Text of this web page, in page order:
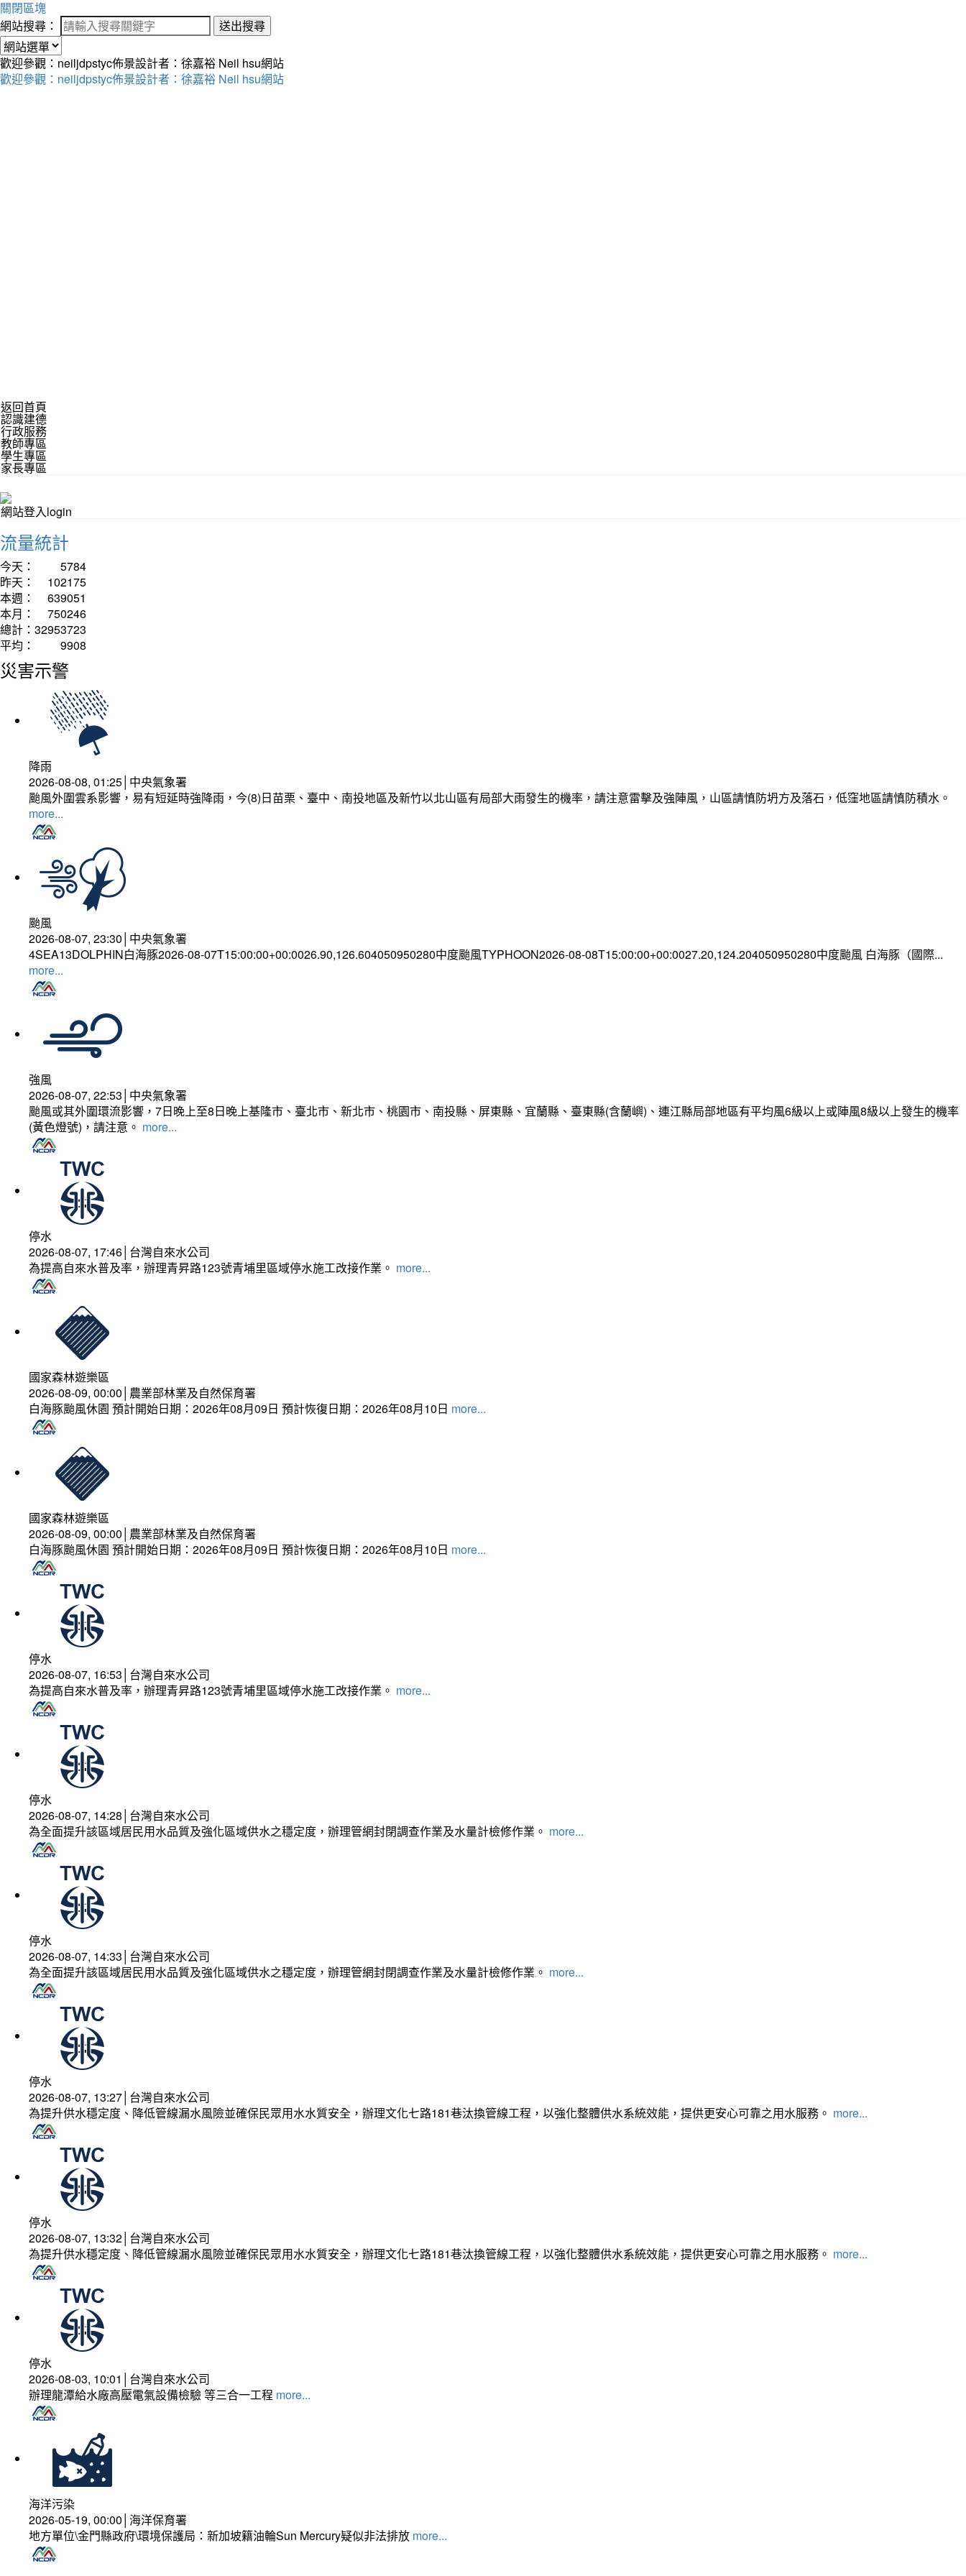
關閉區塊
網站搜尋：
送出搜尋
歡迎參觀：neiljdpstyc佈景設計者：徐嘉裕 Neil hsu網站
歡迎參觀：neiljdpstyc佈景設計者：徐嘉裕 Neil hsu網站
返回首頁
認識建德
行政服務
教師專區
學生專區
家長專區
網站登入login
流量統計
今天：
5784
昨天：
102175
本週：
639051
本月：
750246
總計： 32953723
平均：
9908
災害示警
降雨
2026-08-08, 01:25│中央氣象署
颱風外圍雲系影響，易有短延時強降雨，今(8)日苗栗、臺中、南投地區及新竹以北山區有局部大雨發生的機率，請注意雷擊及強陣風，山區請慎防坍方及落石，低窪地區請慎防積水。
more...
颱風
2026-08-07, 23:30│中央氣象署
4SEA13DOLPHIN白海豚2026-08-07T15:00:00+00:0026.90,126.604050950280中度颱風TYPHOON2026-08-08T15:00:00+00:0027.20,124.204050950280中度颱風 白海豚（國際...
more...
強風
2026-08-07, 22:53│中央氣象署
颱風或其外圍環流影響，7日晚上至8日晚上基隆市、臺北市、新北市、桃園市、南投縣、屏東縣、宜蘭縣、臺東縣(含蘭嶼)、連江縣局部地區有平均風6級以上或陣風8級以上發生的機率
(黃色燈號)，請注意。 more...
停水
2026-08-07, 17:46│台灣自來水公司
為提高自來水普及率，辦理青昇路123號青埔里區域停水施工改接作業。 more...
國家森林遊樂區
2026-08-09, 00:00│農業部林業及自然保育署
白海豚颱風休園 預計開始日期：2026年08月09日 預計恢復日期：2026年08月10日 more...
國家森林遊樂區
2026-08-09, 00:00│農業部林業及自然保育署
白海豚颱風休園 預計開始日期：2026年08月09日 預計恢復日期：2026年08月10日 more...
停水
2026-08-07, 16:53│台灣自來水公司
為提高自來水普及率，辦理青昇路123號青埔里區域停水施工改接作業。 more...
停水
2026-08-07, 14:28│台灣自來水公司
為全面提升該區域居民用水品質及強化區域供水之穩定度，辦理管網封閉調查作業及水量計檢修作業。 more...
停水
2026-08-07, 14:33│台灣自來水公司
為全面提升該區域居民用水品質及強化區域供水之穩定度，辦理管網封閉調查作業及水量計檢修作業。 more...
停水
2026-08-07, 13:27│台灣自來水公司
為提升供水穩定度、降低管線漏水風險並確保民眾用水水質安全，辦理文化七路181巷汰換管線工程，以強化整體供水系統效能，提供更安心可靠之用水服務。 more...
停水
2026-08-07, 13:32│台灣自來水公司
為提升供水穩定度、降低管線漏水風險並確保民眾用水水質安全，辦理文化七路181巷汰換管線工程，以強化整體供水系統效能，提供更安心可靠之用水服務。 more...
停水
2026-08-03, 10:01│台灣自來水公司
辦理龍潭給水廠高壓電氣設備檢驗 等三合一工程 more...
海洋污染
2026-05-19, 00:00│海洋保育署
地方單位\金門縣政府\環境保護局：新加坡籍油輪Sun Mercury疑似非法排放 more...